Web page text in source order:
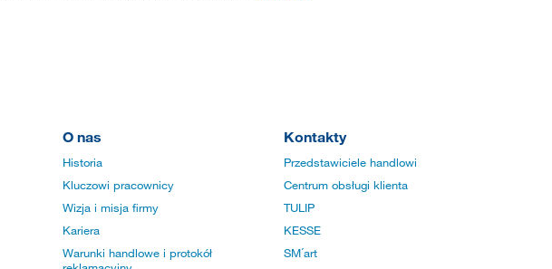
O nas
Historia
Kluczowi pracownicy
Wizja i misja firmy
Kariera
Warunki handlowe i protokół
Kontakty
Przedstawiciele handlowi
Centrum obsługi klienta
TULIP
KESSE
SM´art